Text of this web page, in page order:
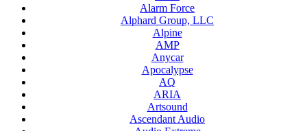
Alarm Force
Alphard Group, LLC
Alpine
AMP
Anycar
Apocalypse
AQ
ARIA
Artsound
Ascendant Audio